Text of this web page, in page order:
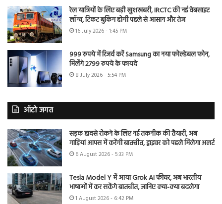
रेल यात्रियों के लिए बड़ी खुशखबरी, IRCTC की नई वेबसाइट
लॉन्च, टिकट बुकिंग होगी पहले से आसान और तेज
16 July 2026 - 1:45 PM
999 रुपये में रिजर्व करें Samsung का नया फोल्डेबल फोन,
मिलेंगे 2799 रुपये के फायदे
8 July 2026 - 5:54 PM
ऑटो जगत
सड़क हादसे रोकने के लिए नई तकनीक की तैयारी, अब
गाड़ियां आपस में करेंगी बातचीत, ड्राइवर को पहले मिलेगा अलर्ट
6 August 2026 - 5:33 PM
Tesla Model Y में आया Grok AI फीचर, अब भारतीय
भाषाओं में कर सकेंगे बातचीत, जानिए क्या-क्या बदलेगा
1 August 2026 - 6:42 PM